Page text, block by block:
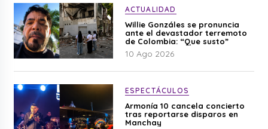
ACTUALIDAD
Willie Gonzáles se pronuncia
ante el devastador terremoto
de Colombia: “Que susto”
10 Ago 2026
ESPECTÁCULOS
Armonía 10 cancela concierto
tras reportarse disparos en
Manchay